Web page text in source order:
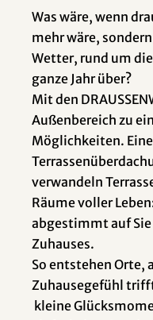
Was wäre, wenn
mehr wäre,
Wetter, rund um
ganze Jahr über?
Mit den
Außenbereich zu
Möglichkeiten.
verwandeln
Räume voller
abgestimmt auf
Zuhauses.
So entstehen Orte,
Zuhausegefühl
kleine